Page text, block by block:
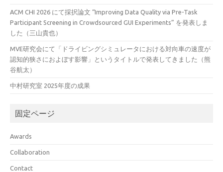
ACM CHI 2026 にて採択論文 “Improving Data Quality via Pre-Task
Participant Screening in Crowdsourced GUI Experiments” を発表しま
した（三山貴也）
MVE研究会にて「ドライビングシミュレータにおける対向車の速度が
認知的狭さにおよぼす影響」というタイトルで発表してきました（熊
谷航太）
中村研究室 2025年度の成果
固定ページ
Awards
Collaboration
Contact